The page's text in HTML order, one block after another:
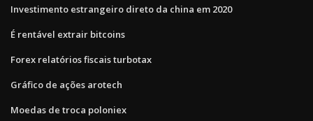
Investimento estrangeiro direto da china em 2020
É rentável extrair bitcoins
Forex relatórios fiscais turbotax
Gráfico de ações arotech
Moedas de troca poloniex